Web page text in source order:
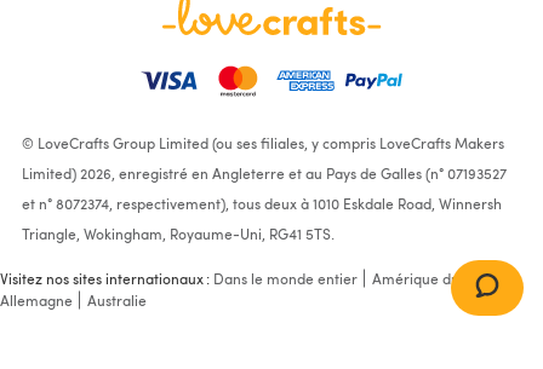
© LoveCrafts Group Limited (ou ses filiales, y compris LoveCrafts Makers
Limited) 2026, enregistré en Angleterre et au Pays de Galles (n° 07193527
et n° 8072374, respectivement), tous deux à 1010 Eskdale Road, Winnersh
Triangle, Wokingham, Royaume-Uni, RG41 5TS.
Visitez nos sites internationaux : Dans le monde entier
Amérique du Nord
Allemagne
Australie